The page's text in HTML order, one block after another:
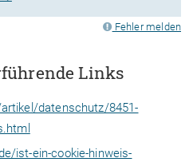
Fehler melden
Links
datenschutz/8451-
ist-ein-cookie-hinweis-